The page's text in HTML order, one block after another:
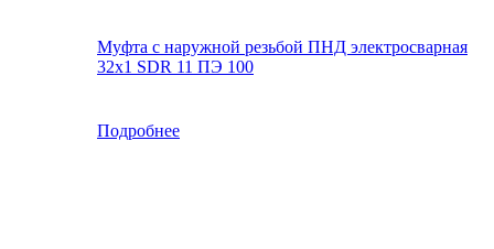
Муфта с наружной резьбой ПНД электросварная
32x1 SDR 11 ПЭ 100
Подробнее